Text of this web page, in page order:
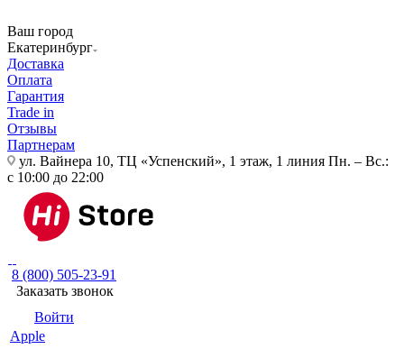
Ваш город
Екатеринбург
Доставка
Оплата
Гарантия
Trade in
Отзывы
Партнерам
ул. Вайнера 10, ТЦ «Успенский», 1 этаж, 1 линия Пн. – Вс.:
с 10:00 до 22:00
8 (800) 505-23-91
Заказать звонок
Войти
Apple